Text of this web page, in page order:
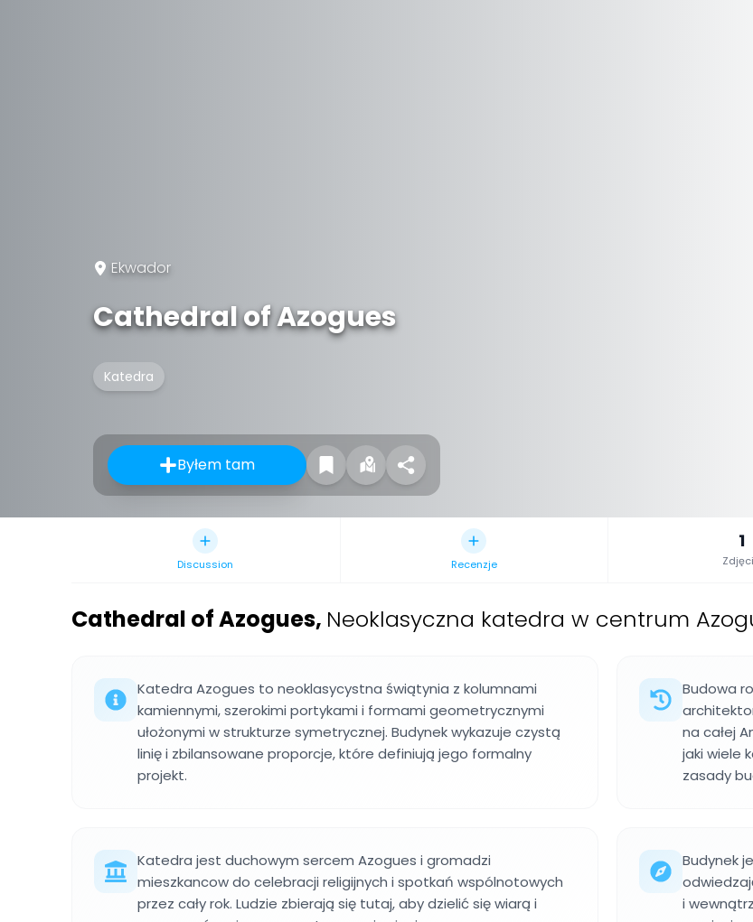
Ekwador
Cathedral of Azogues
Katedra
Byłem tam
Discussion Recenzje
1
Cathedral of Azogues, Neoklasyczna katedra w centrum
Katedra Azogues to neoklasycystna świątynia z kolumnami
kamiennymi, szerokimi portykami i formami geometrycznymi
ułożonymi w strukturze symetrycznej. Budynek wykazuje czystą
linię i zbilansowane proporcje, które definiują jego formalny
projekt.
Budowa
na całej
jaki wiele
zasady
Katedra jest duchowym sercem Azogues i gromadzi
mieszkancow do celebracji religijnych i spotkań wspólnotowych
przez cały rok. Ludzie zbierają się tutaj, aby dzielić się wiarą i
Budynek
i